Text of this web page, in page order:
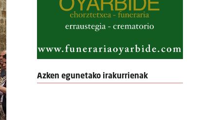
Azken egunetako irakurrienak